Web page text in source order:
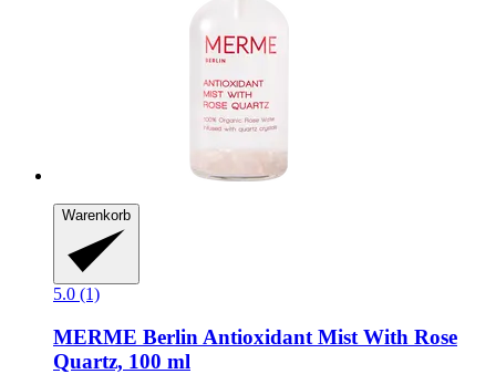
Warenkorb
5.0 (1)
MERME Berlin Antioxidant Mist With Rose
Quartz, 100 ml